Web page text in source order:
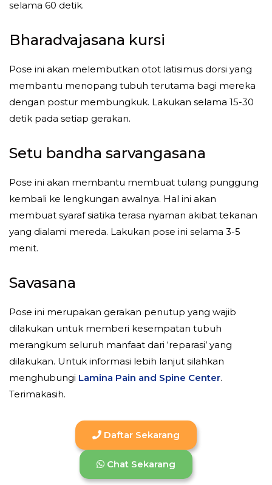
selama 60 detik.
Bharadvajasana kursi
Pose ini akan melembutkan otot latisimus dorsi yang
membantu menopang tubuh terutama bagi mereka
dengan postur membungkuk. Lakukan selama 15-30
detik pada setiap gerakan.
Setu bandha sarvangasana
Pose ini akan membantu membuat tulang punggung
kembali ke lengkungan awalnya. Hal ini akan
membuat syaraf siatika terasa nyaman akibat tekanan
yang dialami mereda. Lakukan pose ini selama 3-5
menit.
Savasana
Pose ini merupakan gerakan penutup yang wajib
dilakukan untuk memberi kesempatan tubuh
merangkum seluruh manfaat dari ‘reparasi’ yang
dilakukan. Untuk informasi lebih lanjut silahkan
menghubungi Lamina Pain and Spine Center.
Terimakasih.
Daftar Sekarang
Chat Sekarang